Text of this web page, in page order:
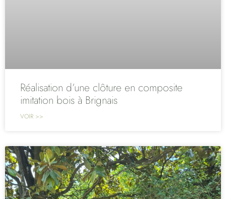
Réalisation d’une clôture en composite
imitation bois à Brignais
VOIR >>